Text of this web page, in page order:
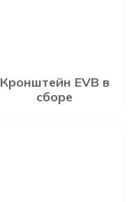
Кронштейн EVB в
сборе